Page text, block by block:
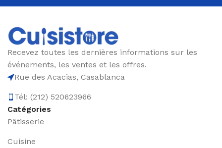
Recevez toutes les dernières informations sur les
événements, les ventes et les offres.
Rue des Acacias, Casablanca
Tél: (212) 520623966
Catégories
Pâtisserie
Cuisine